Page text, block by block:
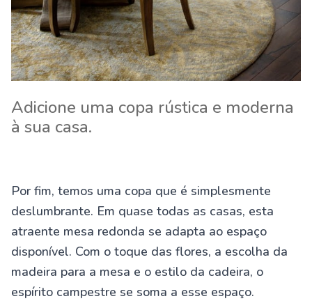
Adicione uma copa rústica e moderna
à sua casa.
Por fim, temos uma copa que é simplesmente
deslumbrante. Em quase todas as casas, esta
atraente mesa redonda se adapta ao espaço
disponível. Com o toque das flores, a escolha da
madeira para a mesa e o estilo da cadeira, o
espírito campestre se soma a esse espaço.